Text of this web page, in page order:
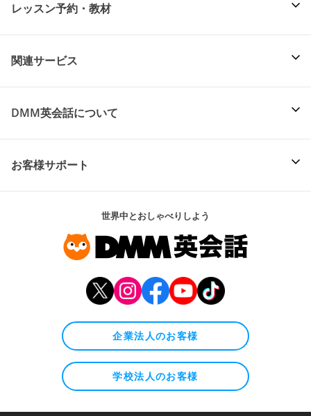
レッスン予約・教材
関連サービス
DMM英会話について
お客様サポート
世界中とおしゃべりしよう
企業法人のお客様
学校法人のお客様